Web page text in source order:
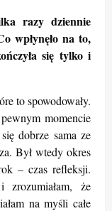
razy dziennie
wpłynęło na to,
się tylko i
to spowodowały.
momencie
dobrze sama ze
Był wtedy okres
– czas refleksji.
zrozumiałam, że
na myśli całe